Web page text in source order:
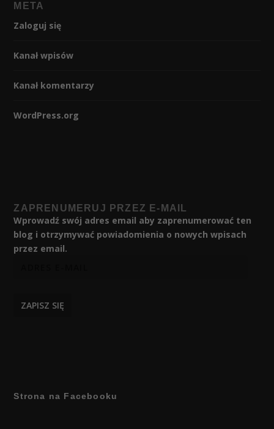
META
Zaloguj się
Kanał wpisów
Kanał komentarzy
WordPress.org
ZAPRENUMERUJ PRZEZ E-MAIL
Wprowadź swój adres email aby zaprenumerować ten
blog i otrzymywać powiadomienia o nowych wpisach
przez email.
ZAPISZ SIĘ
Strona na Facebooku